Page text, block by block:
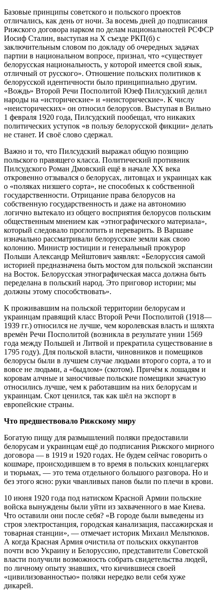
Базовые принципы советского и польского проектов
отличались, как день от ночи. За восемь дней до подписания
Рижского договора нарком по делам национальностей РСФСР
Иосиф Сталин, выступая на Х съезде РКП(б) с
заключительным словом по докладу об очередных задачах
партии в национальном вопросе, признал, что «существует
белорусская национальность, у которой имеется свой язык,
отличный от русского». Отношение польских политиков к
белорусской идентичности было принципиально другим.
«Вождь» Второй Речи Посполитой Юзеф Пилсудский делил
народы на «исторические» и «неисторические». К числу
«неисторических» он относил белорусов. Выступая в Вильно
1 февраля 1920 года, Пилсудский пообещал, что никаких
политических уступок «в пользу белорусской фикции» делать
не станет. И своё слово сдержал.
Важно и то, что Пилсудский выражал общую позицию
польского правящего класса. Политический противник
Пилсудского Роман Дмовский ещё в начале ХХ века
откровенно отзывался о белорусах, литовцах и украинцах как
о «поляках низшего сорта», не способных к собственной
государственности. Отрицание права белорусов на
собственную государственность и даже на автономию
логично вытекало из общего восприятия белорусов польским
общественным мнением как «этнографического материала»,
который следовало проглотить и переварить. В Варшаве
изначально рассматривали белорусские земли как свою
колонию. Министр юстиции и генеральный прокурор
Польши Александр Мейштович заявлял: «Белоруссия самой
историей предназначена быть мостом для польской экспансии
на Восток. Белорусская этнографическая масса должна быть
переделана в польский народ. Это приговор истории; мы
должны этому способствовать».
К проживавшим на польской территории белорусам и
украинцам правящий класс Второй Речи Посполитой (1918—
1939 гг.) относился не лучше, чем королевская власть и шляхта
времён Речи Посполитой (возникла в результате унии 1569
года между Польшей и Литвой и прекратила существование в
1795 году). Для польской власти, чиновников и помещиков
белорусы были в лучшем случае людьми второго сорта, а то и
вовсе не людьми, а «быдлом» (скотом). Причём к лошадям и
коровам алчные и заносчивые польские помещики зачастую
относились лучше, чем к работавшим на них белорусам и
украинцам. Скот ценился, так как шёл на экспорт в
европейские страны.
Что предшествовало Рижскому миру
Богатую пищу для размышлений поляки предоставили
белорусам и украинцам ещё до подписания Рижского мирного
договора — в 1919 и 1920 годах. Не будем сейчас говорить о
кошмаре, происходившем в то время в польских концлагерях
и тюрьмах, — это тема отдельного большого разговора. Но и
без этого ясно: руки чванливых панов были по плечи в крови.
10 июня 1920 года под натиском Красной Армии польские
войска вынуждены были уйти из захваченного в мае Киева.
Что оставили они после себя? «В городе были выведены из
строя электростанция, городская канализация, пассажирская и
товарная станции», — отмечает историк Михаил Мельтюхов.
А когда Красная Армия очистила от польских оккупантов
почти всю Украину и Белоруссию, представители Советской
власти получили возможность собрать свидетельства людей,
по личному опыту знавших, что кичившиеся своей
«цивилизованностью» поляки нередко вели себя хуже
дикарей.